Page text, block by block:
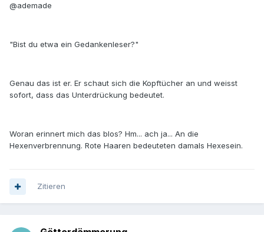
@ademade
"Bist du etwa ein Gedankenleser?"
Genau das ist er. Er schaut sich die Kopftücher an und weisst
sofort, dass das Unterdrückung bedeutet.
Woran erinnert mich das blos? Hm... ach ja... An die
Hexenverbrennung. Rote Haaren bedeuteten damals Hexesein.
Zitieren